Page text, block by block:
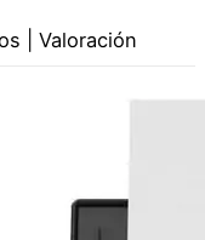
| Valoración